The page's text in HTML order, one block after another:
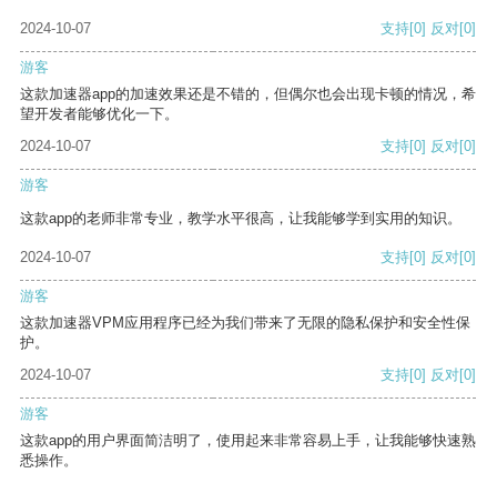
2024-10-07 支持[0] 反对[0]
游客
这款加速器app的加速效果还是不错的，但偶尔也会出现卡顿的情况，希
望开发者能够优化一下。
2024-10-07
支持[0] 反对[0]
游客
这款app的老师非常专业，教学水平很高，让我能够学到实用的知识。
2024-10-07 支持[0] 反对[0]
游客
这款加速器VPM应用程序已经为我们带来了无限的隐私保护和安全性保
护。
2024-10-07
支持[0] 反对[0]
游客
这款app的用户界面简洁明了，使用起来非常容易上手，让我能够快速熟
悉操作。